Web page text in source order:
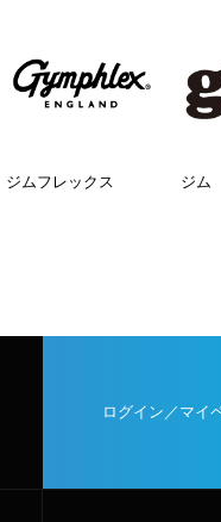
ジムフレックス ジム
ログイン／マイ